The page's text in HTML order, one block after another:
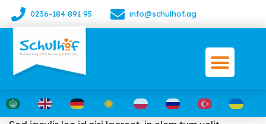
0236-184 891 95 info@schulhof.ag